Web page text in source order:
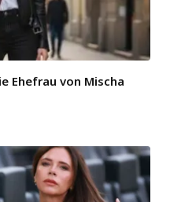
Ehefrau von Mischa